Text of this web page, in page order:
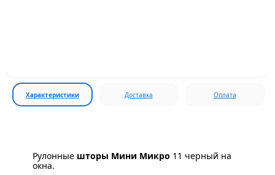
Характеристики Доставка Оплата
Рулонные шторы Мини Микро 11 черный на
окна.